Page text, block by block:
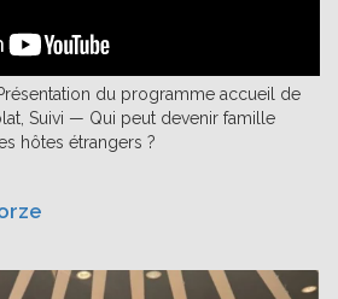
du programme accueil de
Suivi — Qui peut devenir famille
hôtes étrangers ?